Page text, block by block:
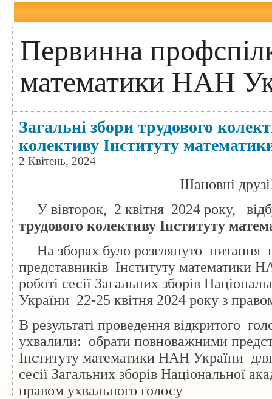
Первинна
математики НАН
Загальні збори трудового
колективу Інституту
2 Квітень, 2024
Шановні
У вівторок, 2 квітня 2024 року,
трудового колективу Інституту
На зборах було розглянуто питання
представників Інституту математики
роботі сесії Загальних зборів
України 22-25 квітня 2024 року з
В результаті проведення відкритого
ухвалили: обрати повноважними
Інституту математики НАН України для
сесії Загальних зборів Національної
правом ухвального голосу